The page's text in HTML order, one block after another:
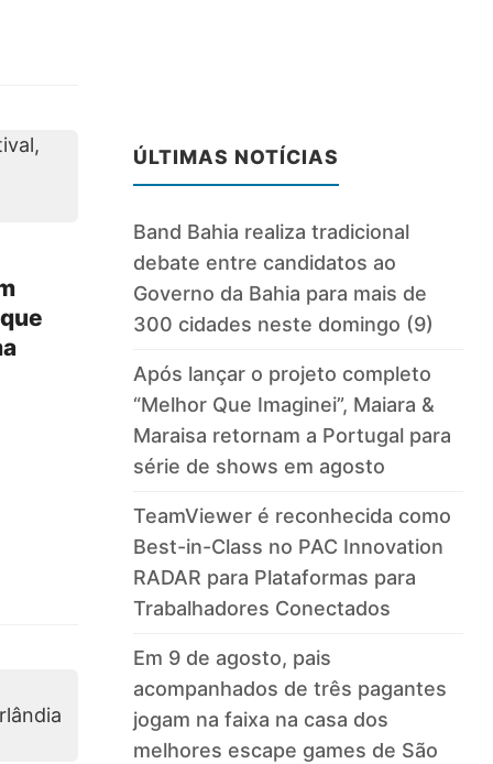
ÚLTIMAS NOTÍCIAS
Band Bahia realiza tradicional
debate entre candidatos ao
Governo da Bahia para mais de
300 cidades neste domingo (9)
Após lançar o projeto completo
“Melhor Que Imaginei”, Maiara &
Maraisa retornam a Portugal para
série de shows em agosto
TeamViewer é reconhecida como
Best-in-Class no PAC Innovation
RADAR para Plataformas para
Trabalhadores Conectados
Em 9 de agosto, pais
acompanhados de três pagantes
jogam na faixa na casa dos
melhores escape games de São